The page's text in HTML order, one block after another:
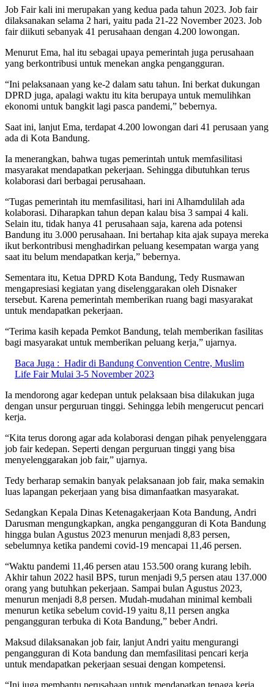
Job Fair kali ini merupakan yang kedua pada tahun 2023. Job fair
dilaksanakan selama 2 hari, yaitu pada 21-22 November 2023. Job
fair diikuti sebanyak 41 perusahaan dengan 4.200 lowongan.
Menurut Ema, hal itu sebagai upaya pemerintah juga perusahaan
yang berkontribusi untuk menekan angka pengangguran.
“Ini pelaksanaan yang ke-2 dalam satu tahun. Ini berkat dukungan
DPRD juga, apalagi waktu itu kita berupaya untuk memulihkan
ekonomi untuk bangkit lagi pasca pandemi,” bebernya.
Saat ini, lanjut Ema, terdapat 4.200 lowongan dari 41 perusaan yang
ada di Kota Bandung.
Ia menerangkan, bahwa tugas pemerintah untuk memfasilitasi
masyarakat mendapatkan pekerjaan. Sehingga dibutuhkan terus
kolaborasi dari berbagai perusahaan.
“Tugas pemerintah itu memfasilitasi, hari ini Alhamdulilah ada
kolaborasi. Diharapkan tahun depan kalau bisa 3 sampai 4 kali.
Selain itu, tidak hanya 41 perusahaan saja, karena ada potensi
Bandung itu 3.000 perusahaan. Ini bertahap kita ajak supaya mereka
ikut berkontribusi menghadirkan peluang kesempatan warga yang
saat itu belum mendapatkan kerja,” bebernya.
Sementara itu, Ketua DPRD Kota Bandung, Tedy Rusmawan
mengapresiasi kegiatan yang diselenggarakan oleh Disnaker
tersebut. Karena pemerintah memberikan ruang bagi masyarakat
untuk mendapatkan pekerjaan.
“Terima kasih kepada Pemkot Bandung, telah memberikan fasilitas
bagi masyarakat untuk memberikan peluang kerja,” ujarnya.
Baca Juga : Hadir di Bandung Convention Centre, Muslim
Life Fair Mulai 3-5 November 2023
Ia mendorong agar kedepan untuk pelaksaan bisa dilakukan juga
dengan unsur perguruan tinggi. Sehingga lebih mengerucut pencari
kerja.
“Kita terus dorong agar ada kolaborasi dengan pihak penyelenggara
job fair kedepan. Seperti dengan perguruan tinggi yang bisa
menyelenggarakan job fair,” ujarnya.
Tedy berharap semakin banyak pelaksanaan job fair, maka semakin
luas lapangan pekerjaan yang bisa dimanfaatkan masyarakat.
Sedangkan Kepala Dinas Ketenagakerjaan Kota Bandung, Andri
Darusman mengungkapkan, angka pengangguran di Kota Bandung
hingga bulan Agustus 2023 menurun menjadi 8,83 persen,
sebelumnya ketika pandemi covid-19 mencapai 11,46 persen.
“Waktu pandemi 11,46 persen atau 153.500 orang kurang lebih.
Akhir tahun 2022 hasil BPS, turun menjadi 9,5 persen atau 137.000
orang yang butuhkan pekerjaan. Sampai bulan Agustus 2023,
menurun menjadi 8,8 persen. Mudah-mudahan minimal kembali
menurun ketika sebelum covid-19 yaitu 8,11 persen angka
pengangguran terbuka di Kota Bandung,” beber Andri.
Maksud dilaksanakan job fair, lanjut Andri yaitu mengurangi
pengangguran di Kota bandung dan memfasilitasi pencari kerja
untuk mendapatkan pekerjaan sesuai dengan kompetensi.